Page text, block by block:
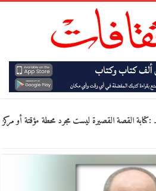
القصة القصيرة ليست مجرد محطة مؤقتة أو مركز